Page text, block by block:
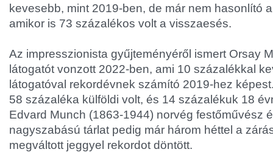
kevesebb, mint 2019-ben, de már nem hasonlító
amikor is 73 százalékos volt a visszaesés.
Az impresszionista gyűjteményéről ismert Orsay
látogatót vonzott 2022-ben, ami 10 százalékkal
látogatóval rekordévnek számító 2019-hez
58 százaléka külföldi volt, és 14 százalékuk 18
Edvard Munch (1863-1944) norvég festőművész
nagyszabású tárlat pedig már három héttel a
megváltott jeggyel rekordot döntött.